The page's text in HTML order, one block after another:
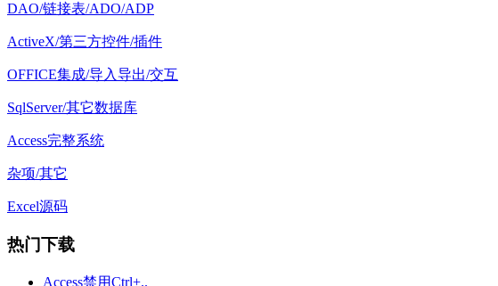
DAO/链接表/ADO/ADP
ActiveX/第三方控件/插件
OFFICE集成/导入导出/交互
SqlServer/其它数据库
Access完整系统
杂项/其它
Excel源码
热门下载
Access禁用Ctrl+..